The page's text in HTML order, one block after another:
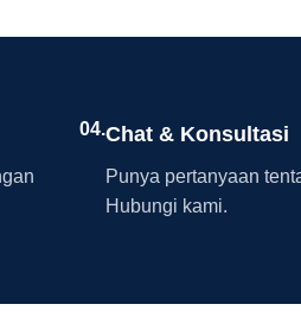
04.Chat & Konsultasi
Punya pertanyaan
Hubungi kami.